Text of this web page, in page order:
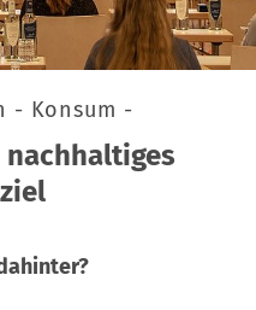
- Konsum -
nachhaltiges